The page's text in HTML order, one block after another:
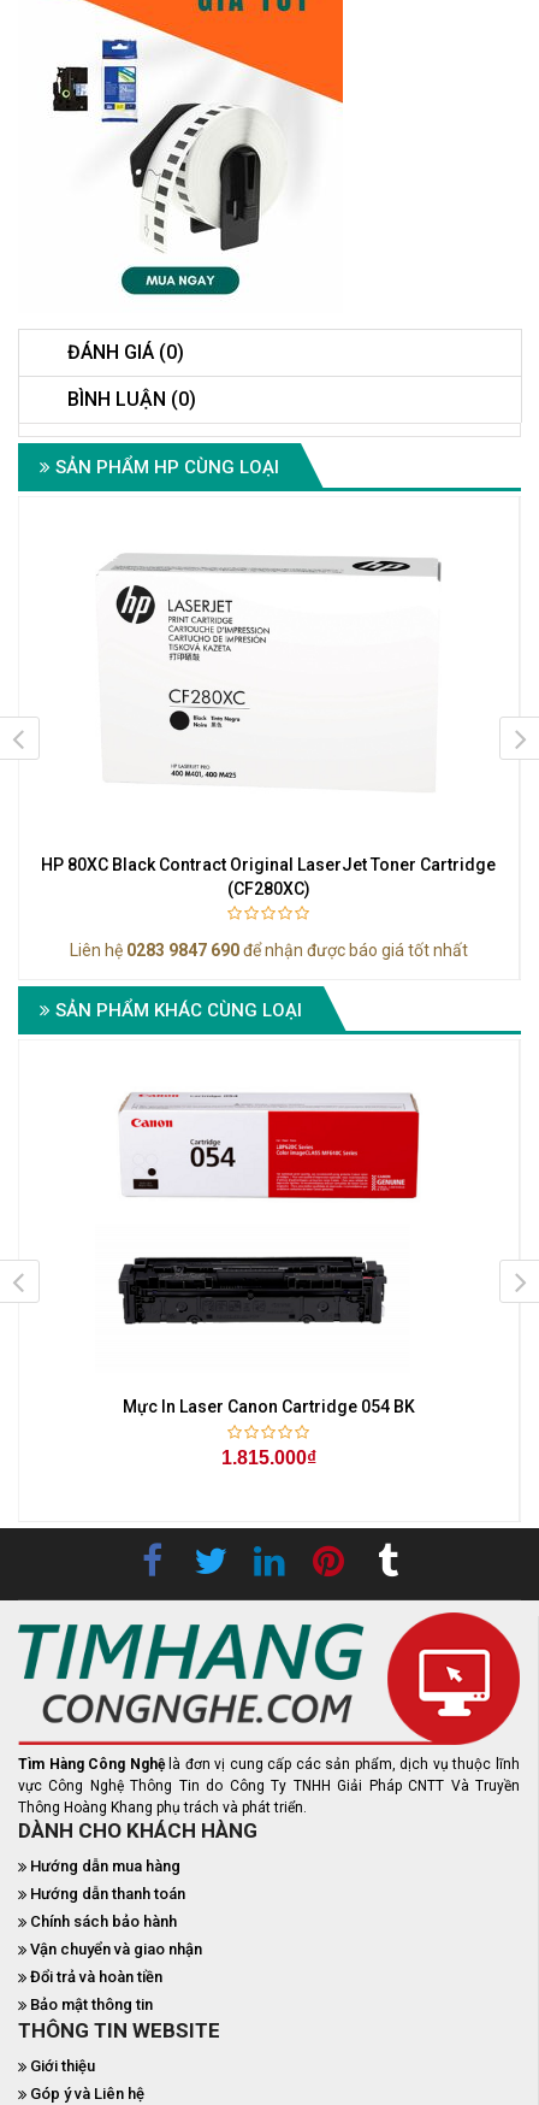
ĐÁNH GIÁ (0)
BÌNH LUẬN (0)
SẢN PHẨM HP CÙNG LOẠI
HP 80XC Black Contract Original LaserJet Toner Cartridge
(CF280XC)
Liên hệ 0283 9847 690để nhận được báo giá tốt nhất
SẢN PHẨM KHÁC CÙNG LOẠI
Mực In Laser Canon Cartridge 054 BK
1.815.000₫
Tìm Hàng Công Nghệ là đơn vị cung cấp các sản phẩm, dịch vụ thuộc lĩnh
vực Công Nghệ Thông Tin do Công Ty TNHH Giải Pháp CNTT Và Truyền
Thông Hoàng Khang phụ trách và phát triển.
DÀNH CHO KHÁCH HÀNG
Hướng dẫn mua hàng
Hướng dẫn thanh toán
Chính sách bảo hành
Vận chuyển và giao nhận
Đổi trả và hoàn tiền
Bảo mật thông tin
THÔNG TIN WEBSITE
Giới thiệu
Góp ý và Liên hệ